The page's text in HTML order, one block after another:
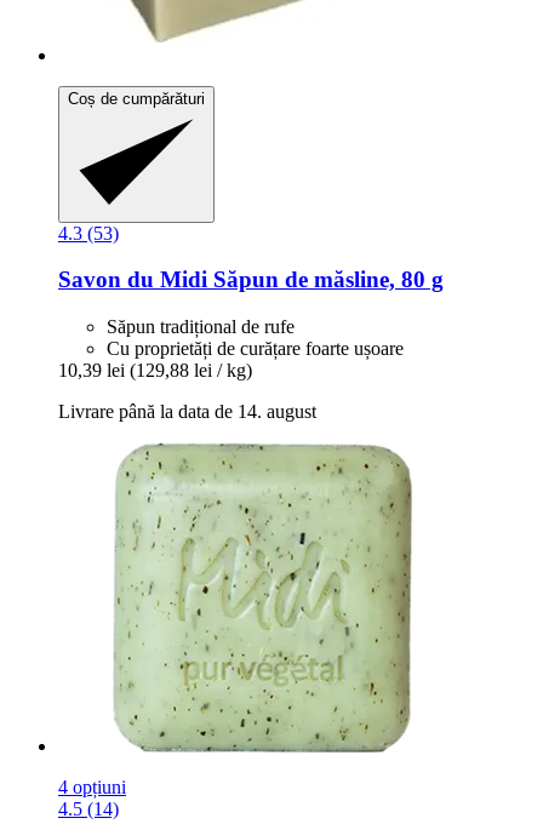
Coș de cumpărături
4.3 (53)
Savon du Midi Săpun de măsline, 80 g
Săpun tradițional de rufe
Cu proprietăți de curățare foarte ușoare
10,39 lei (129,88 lei / kg)
Livrare până la data de 14. august
4 opțiuni
4.5 (14)